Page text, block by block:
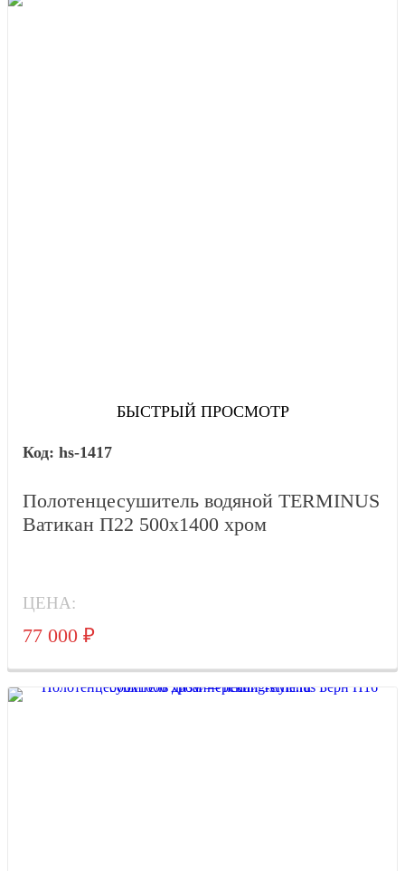
БЫСТРЫЙ ПРОСМОТР
hs-1417
Полотенцесушитель водяной TERMINUS
Ватикан П22 500х1400 хром
ЦЕНА:
77 000 ₽